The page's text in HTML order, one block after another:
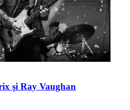
şi Ray Vaughan